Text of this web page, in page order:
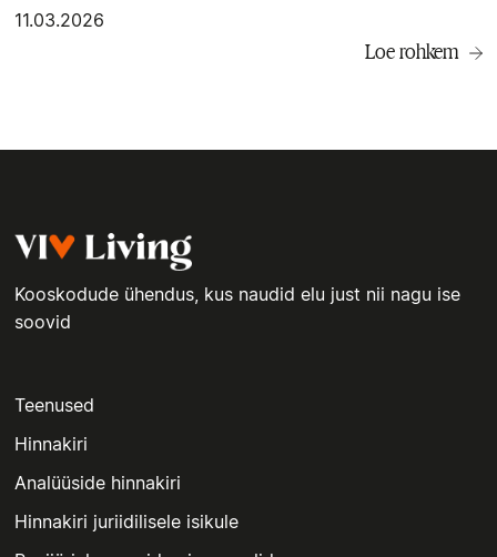
11.03.2026
Loe rohkem
Kooskodude ühendus, kus naudid elu just nii nagu ise
soovid
Teenused
Hinnakiri
Analüüside hinnakiri
Hinnakiri juriidilisele isikule